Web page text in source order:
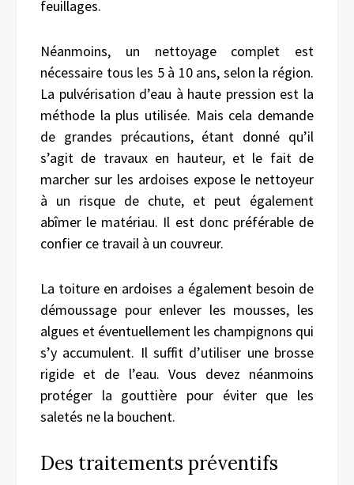
feuillages.
Néanmoins, un nettoyage complet est
nécessaire tous les 5 à 10 ans, selon la région.
La pulvérisation d’eau à haute pression est la
méthode la plus utilisée. Mais cela demande
de grandes précautions, étant donné qu’il
s’agit de travaux en hauteur, et le fait de
marcher sur les ardoises expose le nettoyeur
à un risque de chute, et peut également
abîmer le matériau. Il est donc préférable de
confier ce travail à un couvreur.
La toiture en ardoises a également besoin de
démoussage pour enlever les mousses, les
algues et éventuellement les champignons qui
s’y accumulent. Il suffit d’utiliser une brosse
rigide et de l’eau. Vous devez néanmoins
protéger la gouttière pour éviter que les
saletés ne la bouchent.
Des traitements préventifs